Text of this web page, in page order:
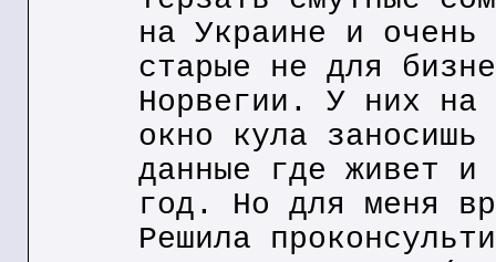
на Украине и
старые не для
Норвегии. У них на
окно кула
данные где живет и
год. Но для меня
Решила